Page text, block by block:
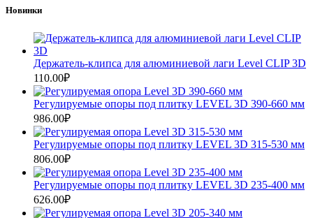
Новинки
Держатель-клипса для алюминиевой лаги Level CLIP 3D
110.00₽
Регулируемые опоры под плитку LEVEL 3D 390-660 мм
986.00₽
Регулируемые опоры под плитку LEVEL 3D 315-530 мм
806.00₽
Регулируемые опоры под плитку LEVEL 3D 235-400 мм
626.00₽